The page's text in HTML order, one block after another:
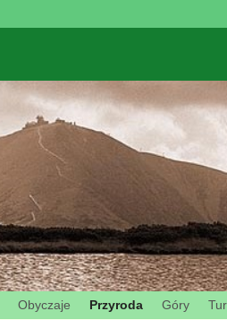
Obyczaje Przyroda Góry